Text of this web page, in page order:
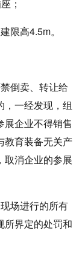
；
高4.5m。
倒卖、转让给
，一经发现，组
展企业不得销售
教育装备无关产
取消企业的参展
场进行的所有
所界定的处罚和